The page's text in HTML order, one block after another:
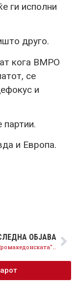
ги исполни
друго.
кога ВМРО
се
и
партии.
и Европа.
ОБЈАВА
Филипче: „Промакедонската“ партија на Мицкоски, во која половина имаат бугарски пасоши, не сака да биде македонска